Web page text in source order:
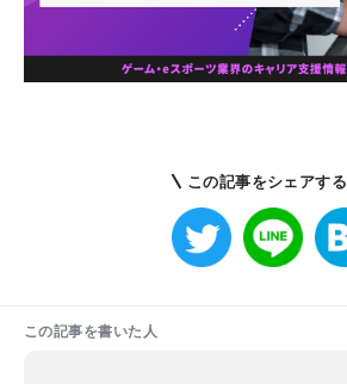
この記事をシェアする
この記事を書いた人